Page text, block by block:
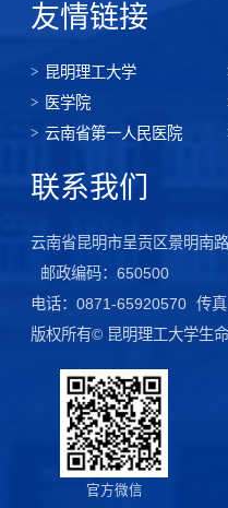
友情链接
昆明理工大学
医学院
云南省第一人民医院
联系我们
云南省昆明市呈贡区景明南
邮政编码：650500
电话：0871-65920570 传
版权所有© 昆明理工大学生
官方微信